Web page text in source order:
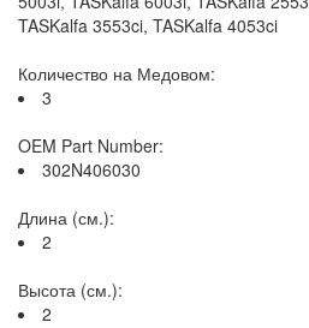
TASKalfa 3553ci, TASKalfa 4053ci
Количество на Медовом:
3
OEM Part Number:
302N406030
Длина (см.):
2
Высота (см.):
2